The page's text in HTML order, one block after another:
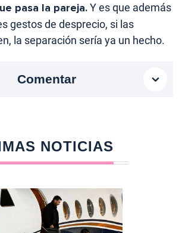
pasa la pareja.Y es que además
gestos de desprecio, si las
la separación sería ya un hecho.
Comentar
NOTICIAS